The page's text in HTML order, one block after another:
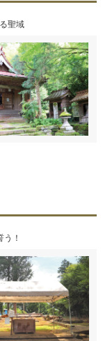
聖域
！